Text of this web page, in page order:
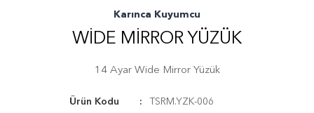
Karınca Kuyumcu
WIDE MIRROR YÜZÜK
14 Ayar Wide Mirror Yüzük
Ürün Kodu
TSRM.YZK-006